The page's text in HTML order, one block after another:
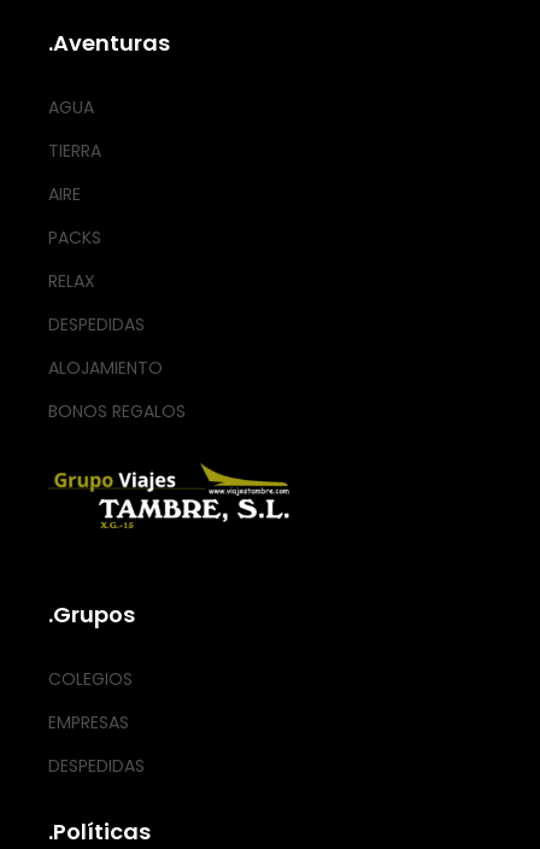
.Aventuras
AGUA
TIERRA
AIRE
PACKS
RELAX
DESPEDIDAS
ALOJAMIENTO
BONOS REGALOS
.Grupos
COLEGIOS
EMPRESAS
DESPEDIDAS
.Políticas